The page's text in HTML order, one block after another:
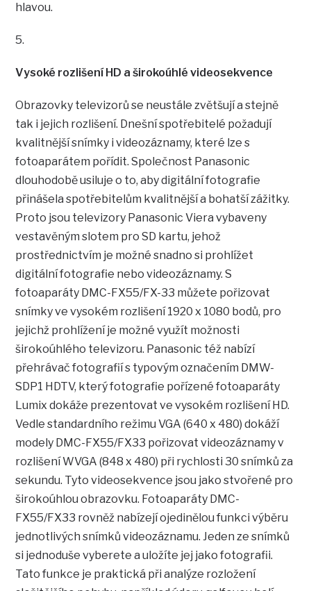
hlavou.
5.
Vysoké rozlišení HD a širokoúhlé videosekvence
Obrazovky televizorů se neustále zvětšují a stejně
tak i jejich rozlišení. Dnešní spotřebitelé požadují
kvalitnější snímky i videozáznamy, které lze s
fotoaparátem pořídit. Společnost Panasonic
dlouhodobě usiluje o to, aby digitální fotografie
přinášela spotřebitelům kvalitnější a bohatší zážitky.
Proto jsou televizory Panasonic Viera vybaveny
vestavěným slotem pro SD kartu, jehož
prostřednictvím je možné snadno si prohlížet
digitální fotografie nebo videozáznamy. S
fotoaparáty DMC-FX55/FX-33 můžete pořizovat
snímky ve vysokém rozlišení 1920 x 1080 bodů, pro
jejichž prohlížení je možné využít možnosti
širokoúhlého televizoru. Panasonic též nabízí
přehrávač fotografií s typovým označením DMW-
SDP1 HDTV, který fotografie pořízené fotoaparáty
Lumix dokáže prezentovat ve vysokém rozlišení HD.
Vedle standardního režimu VGA (640 x 480) dokáží
modely DMC-FX55/FX33 pořizovat videozáznamy v
rozlišení WVGA (848 x 480) při rychlosti 30 snímků za
sekundu. Tyto videosekvence jsou jako stvořené pro
širokoúhlou obrazovku. Fotoaparáty DMC-
FX55/FX33 rovněž nabízejí ojedinělou funkci výběru
jednotlivých snímků videozáznamu. Jeden ze snímků
si jednoduše vyberete a uložíte jej jako fotografii.
Tato funkce je praktická při analýze rozložení